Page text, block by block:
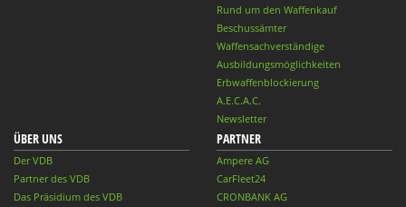
Rund um den Waffenkauf
Beschussämter
Waffensachverständige
Ausbildungsmöglichkeiten
Erbwaffenblockierung
A.E.C.A.C.
Newsletter
ÜBER UNS
Der VDB
Partner des VDB
Das Präsidium des VDB
PARTNER
Ampere AG
CarFleet24
CRONBANK AG